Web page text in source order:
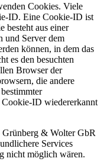
Cookies. Viele
ID. Eine Cookie-ID ist
besteht aus einer
und Server dem
können, in dem das
es den besuchten
Browser der
die andere
Cookie-ID wiedererkannt
& Wolter GbR
Services
nicht möglich wären.